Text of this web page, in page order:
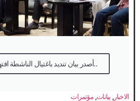
أصدر بيان تنديد باغتيال الناشطة افتهان المشهري..
الاخبار, بيانات,مؤتمرات